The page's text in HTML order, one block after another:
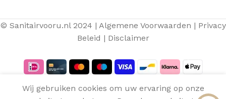
© Sanitairvooru.nl 2024 | Algemene Voorwaarden | Privacy
Beleid | Disclaimer
Wij gebruiken cookies om uw ervaring op onze
Aquasense
Inloopdouche